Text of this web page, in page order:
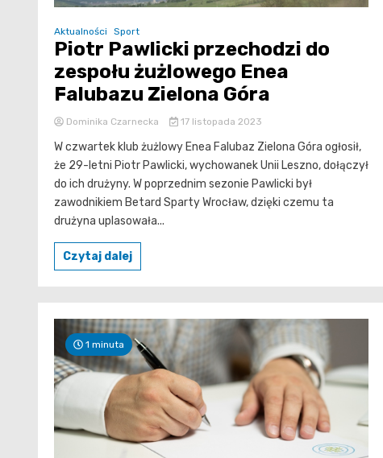
Aktualności Sport
Piotr Pawlicki przechodzi do
zespołu żużlowego Enea
Falubazu Zielona Góra
Dominika Czarnecka 17 listopada 2023
W czwartek klub żużlowy Enea Falubaz Zielona Góra ogłosił,
że 29-letni Piotr Pawlicki, wychowanek Unii Leszno, dołączył
do ich drużyny. W poprzednim sezonie Pawlicki był
zawodnikiem Betard Sparty Wrocław, dzięki czemu ta
drużyna uplasowała...
Czytaj dalej
1 minuta